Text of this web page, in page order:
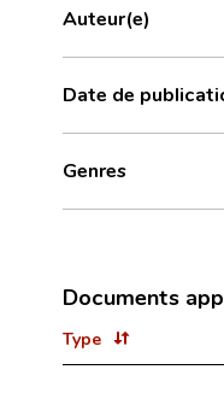
Auteur(e)
Date de
Genres
Documents
Type